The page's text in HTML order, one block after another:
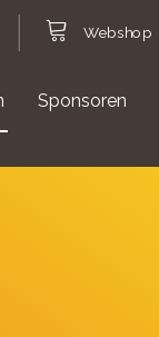
Webshop
Sponsoren